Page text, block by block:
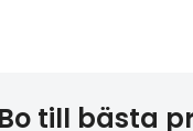
Bo till bästa